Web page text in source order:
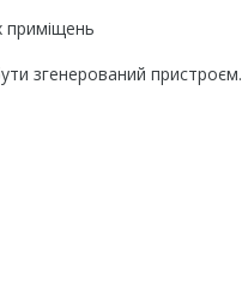
приміщень
згенерований пристроєм.